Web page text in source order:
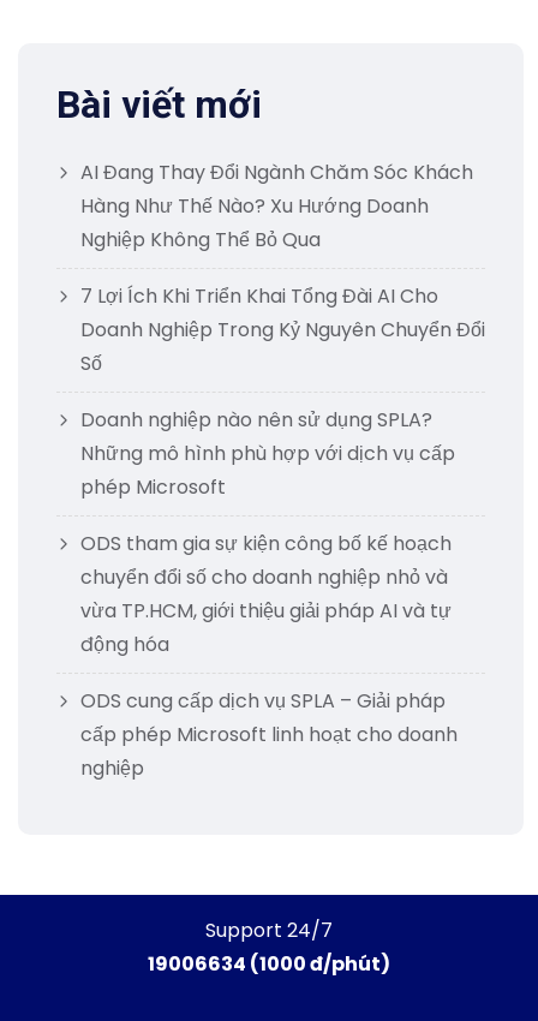
Bài viết mới
AI Đang Thay Đổi Ngành Chăm Sóc Khách
Hàng Như Thế Nào? Xu Hướng Doanh
Nghiệp Không Thể Bỏ Qua
7 Lợi Ích Khi Triển Khai Tổng Đài AI Cho
Doanh Nghiệp Trong Kỷ Nguyên Chuyển Đổi
Số
Doanh nghiệp nào nên sử dụng SPLA?
Những mô hình phù hợp với dịch vụ cấp
phép Microsoft
ODS tham gia sự kiện công bố kế hoạch
chuyển đổi số cho doanh nghiệp nhỏ và
vừa TP.HCM, giới thiệu giải pháp AI và tự
động hóa
ODS cung cấp dịch vụ SPLA – Giải pháp
cấp phép Microsoft linh hoạt cho doanh
nghiệp
Support 24/7
19006634 (1000 đ/phút)